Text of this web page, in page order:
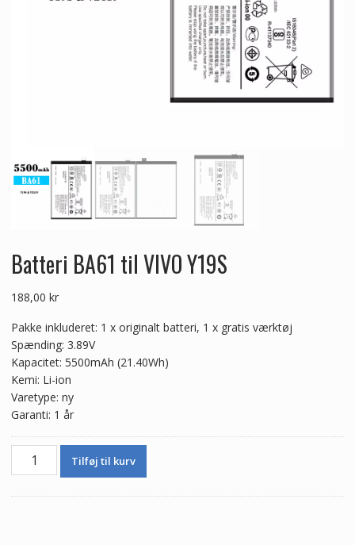
Batteri BA61 til VIVO Y19S
188,00 kr
Pakke inkluderet: 1 x originalt batteri, 1 x gratis værktøj
Spænding: 3.89V
Kapacitet: 5500mAh (21.40Wh)
Kemi: Li-ion
Varetype: ny
Garanti: 1 år
Batteri
BA61
Tilføj til kurv